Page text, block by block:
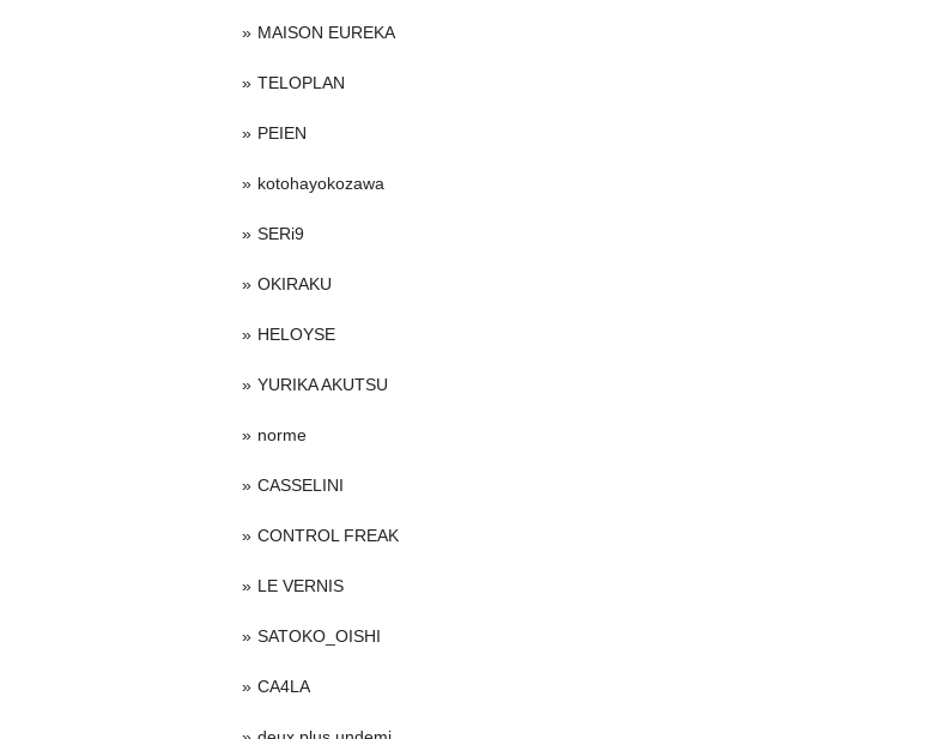
MAISON EUREKA
TELOPLAN
PEIEN
kotohayokozawa
SERi9
OKIRAKU
HELOYSE
YURIKA AKUTSU
norme
CASSELINI
CONTROL FREAK
LE VERNIS
SATOKO_OISHI
CA4LA